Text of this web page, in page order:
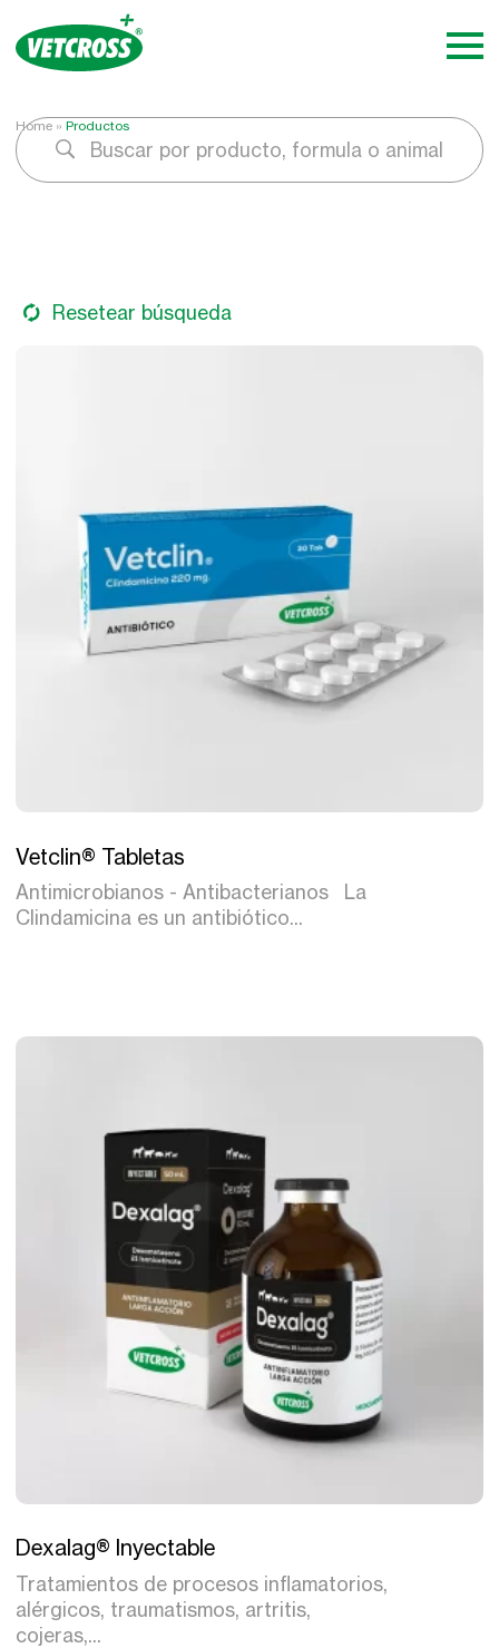
Home »Productos
Buscar por producto, formula o animal
Resetear búsqueda
Tratamiento
Vetclin® Tabletas
Antimicrobianos - Antibacterianos La
Clindamicina es un antibiótico...
Tratamiento
Dexalag® Inyectable
Tratamientos de procesos inflamatorios,
alérgicos, traumatismos, artritis,
cojeras,...